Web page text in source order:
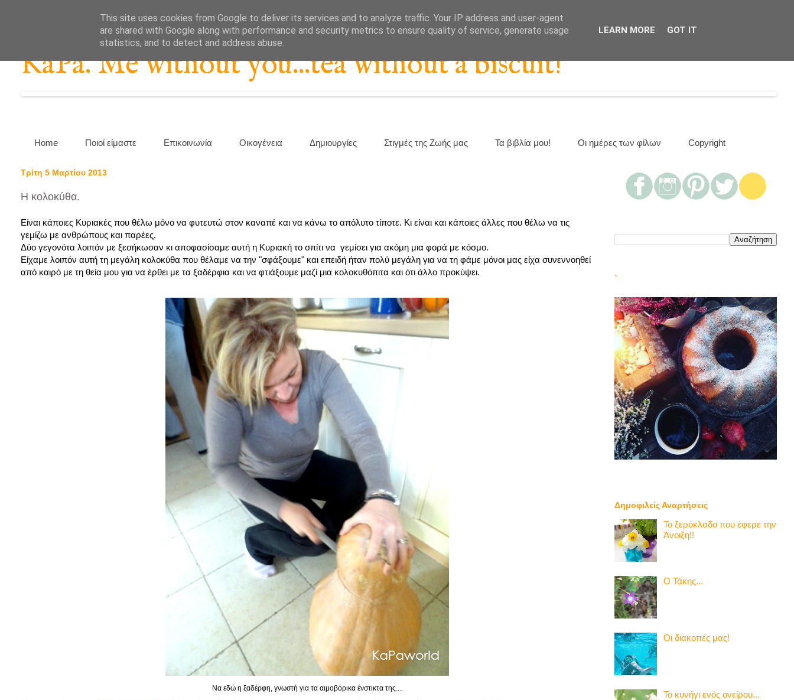
KaPa. Me without you...tea without a biscuit!
Home Ποιοί είμαστε Επικοινωνία Οικογένεια Δημιουργίες Στιγμές της Ζωής μας Τα βιβλία μου! Οι ημέρες των φίλων Copyright
Τρίτη 5 Μαρτίου 2013
Η κολοκύθα.
Είναι κάποιες Κυριακές που θέλω μόνο να φυτευτώ στον καναπέ και να κάνω το απόλυτο τίποτε. Κι είναι και κάποιες άλλες που θέλω να τις
γεμίζω με ανθρώπους και παρέες.
Δύο γεγονότα λοιπόν με ξεσήκωσαν κι αποφασίσαμε αυτή η Κυριακή το σπίτι να γεμίσει για ακόμη μια φορά με κόσμο.
Είχαμε λοιπόν αυτή τη μεγάλη κολοκύθα που θέλαμε να την "σφάξουμε" και επειδή ήταν πολύ μεγάλη για να τη φάμε μόνοι μας είχα συνεννοηθεί
από καιρό με τη θεία μου για να έρθει με τα ξαδέρφια και να φτιάξουμε μαζί μια κολοκυθόπιτα και ότι άλλο προκύψει.
Να εδώ η ξαδέρφη, γνωστή για τα αιμοβόρικα ένστικτα της....
`
Δημοφιλείς Αναρτήσεις
Το ξερόκλαδο που έφερε την
Άνοιξη!!
Ο Τάκης...
Οι διακοπές μας!
Το κυνήγι ενός ονείρου...
This site uses cookies from Google to deliver its services and to analyze traffic. Your IP address and user-agent
are shared with Google along with performance and security metrics to ensure quality of service, generate usage
statistics, and to detect and address abuse.
LEARN MORE GOT IT